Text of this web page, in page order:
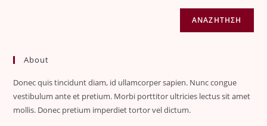
ΑΝΑΖΉΤΗΣΗ
About
Donec quis tincidunt diam, id ullamcorper sapien. Nunc congue
vestibulum ante et pretium. Morbi porttitor ultricies lectus sit amet
mollis. Donec pretium imperdiet tortor vel dictum.